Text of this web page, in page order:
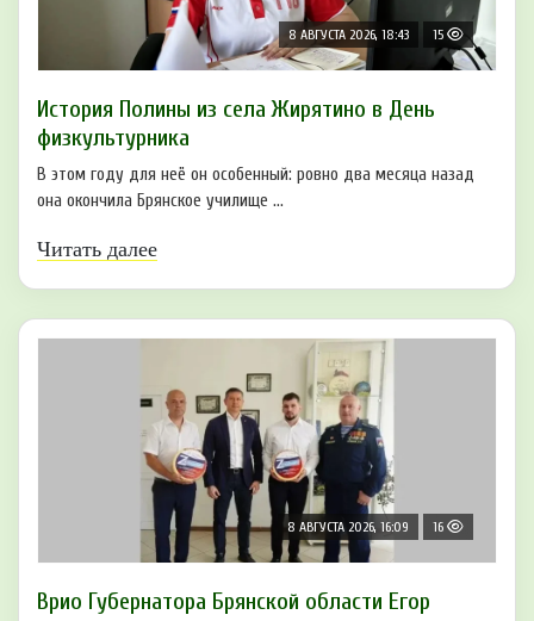
8 АВГУСТА 2026, 18:43 15
История Полины из села Жирятино в День
физкультурника
В этом году для неё он особенный: ровно два месяца назад
она окончила Брянское училище ...
Читать далее
8 АВГУСТА 2026, 16:09 16
Врио Губернатора Брянской области Егор